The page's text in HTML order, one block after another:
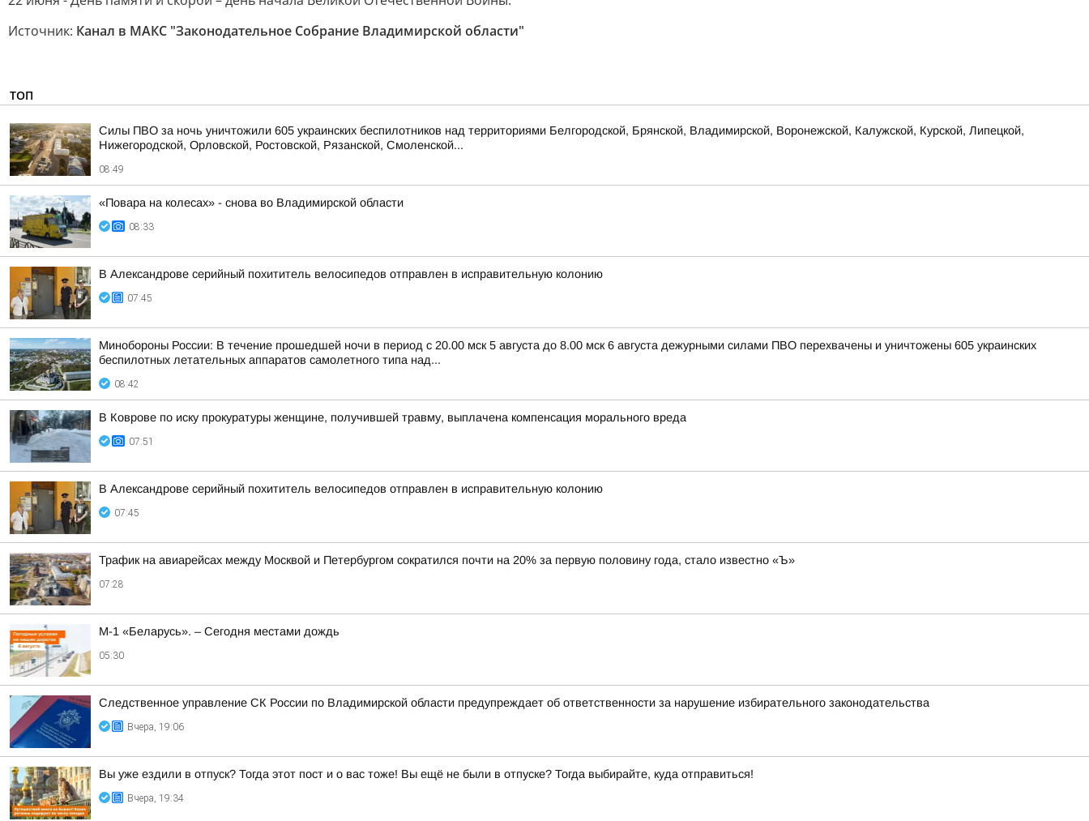
Источник: Канал в МАКС "Законодательное Собрание Владимирской области"
ТОП
Силы ПВО за ночь уничтожили 605 украинских беспилотников над территориями Белгородской, Брянской, Владимирской, Воронежской, Калужской, Курской, Липецкой,
Нижегородской, Орловской, Ростовской, Рязанской, Смоленской...
08:49
«Повара на колесах» - снова во Владимирской области
08:33
В Александрове серийный похититель велосипедов отправлен в исправительную колонию
07:45
Минобороны России: В течение прошедшей ночи в период с 20.00 мск 5 августа до 8.00 мск 6 августа дежурными силами ПВО перехвачены и уничтожены 605 украинских
беспилотных летательных аппаратов самолетного типа над...
08:42
В Коврове по иску прокуратуры женщине, получившей травму, выплачена компенсация морального вреда
07:51
В Александрове серийный похититель велосипедов отправлен в исправительную колонию
07:45
Трафик на авиарейсах между Москвой и Петербургом сократился почти на 20% за первую половину года, стало известно «Ъ»
07:28
М-1 «Беларусь». – Сегодня местами дождь
05:30
Следственное управление СК России по Владимирской области предупреждает об ответственности за нарушение избирательного законодательства
Вчера, 19:06
Вы уже ездили в отпуск? Тогда этот пост и о вас тоже! Вы ещё не были в отпуске? Тогда выбирайте, куда отправиться!
Вчера, 19:34